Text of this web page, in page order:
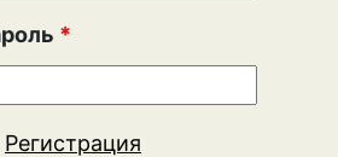
*
Регистрация